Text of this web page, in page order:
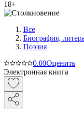
18+
Все
Биография,
Поэзия
0.00Оценить
Электронная книга